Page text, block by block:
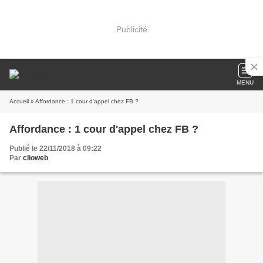
Publicité
MENU
Accueil » Affordance : 1 cour d'appel chez FB ?
Affordance : 1 cour d'appel chez FB ?
Publié le 22/11/2018 à 09:22
Par clioweb